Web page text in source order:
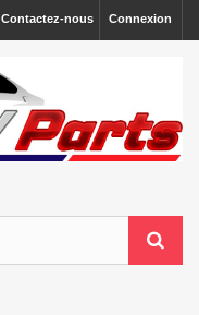
Connexion
Contactez-nous